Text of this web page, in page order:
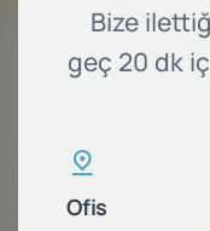
Bize
geç 20 dk
Ofis